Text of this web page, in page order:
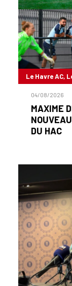
Le Havre AC,
04/08/2026
MAXIME
DU HAC